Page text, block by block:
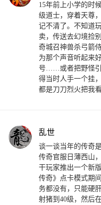
15年前上小学的时
级道士，穿着天尊
记不清了。不知道
卖，传送去幻境捡
奇城召神兽杀弓箭
为那个声音听起来
号……或者把野怪引
得当时人手一个挂
都是刀刀烈火把我看
乱世
谈一谈当年的传奇
传奇官服日薄西山
干玩家推出一个新
传奇》点卡模式期
务都没有，只能硬
射猪到40级，然后